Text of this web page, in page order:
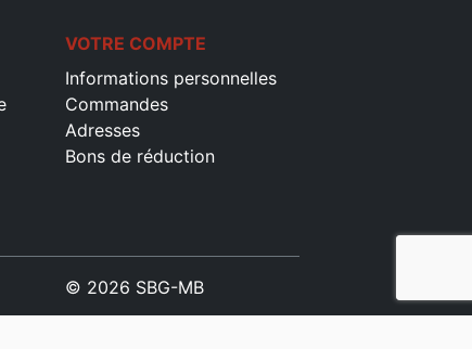
VOTRE COMPTE
Informations personnelles
Commandes
Adresses
Bons de réduction
© 2026 SBG-MB